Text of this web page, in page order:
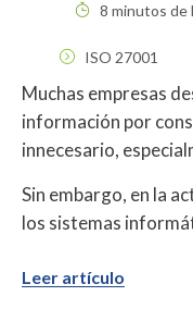
8 minutos de
ISO 27001
Muchas empresas
información por
innecesario,
Sin embargo, en la
los sistemas
Leer artículo